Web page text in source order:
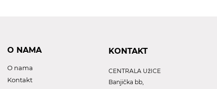
O NAMA
O nama
Kontakt
KONTAKT
CENTRALA UžICE
Banjička bb,